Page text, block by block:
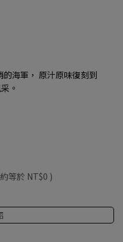
海軍， 原汁原味復刻到
。
等於 NT$0 )